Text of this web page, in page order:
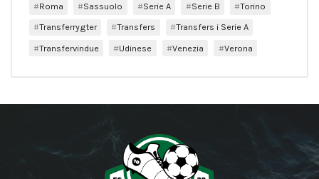
Roma
Sassuolo Serie A Serie B
Torino
Transferrygter
Transfers
Transfers i Serie A
Transfervindue
Udinese Venezia Verona